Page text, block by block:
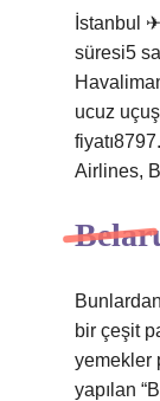
İstanbul
süresi5
ucuz uçuş
Airlines,
bir çeşit
yemekler
yapılan